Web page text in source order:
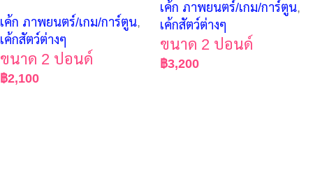
เค้ก ภาพยนตร์/เกม/การ์ตูน,
เค้กสัตว์ต่างๆ
ขนาด 2 ปอนด์
฿2,100
เค้ก ภาพยนตร์/เกม/การ์ตูน,
เค้กสัตว์ต่างๆ
ขนาด 2 ปอนด์
฿3,200